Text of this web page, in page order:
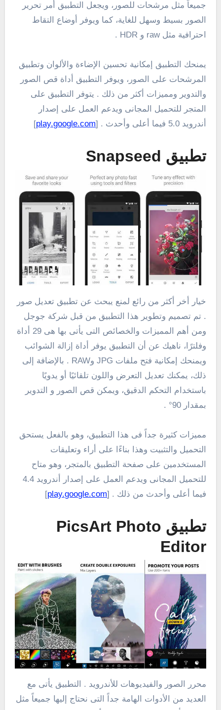
جميعاً مثل مرشحات للصور، ويجعل التطبيق أمر تحرير
الصور بسيط وسهل للغاية، كما ويوفر أوضاع التقاط
احترافية مثل raw و HDR .
يمنحك التطبيق إمكانية تحسين الإضاءة والألوان وتطبيق
المرشحات على الصور، ويوفر التطبيق أداة قص الصور
والتدوير ومميزات أكثر من ذلك . يتوفر التطبيق على
المتجر للتحميل المجانى ويدعم العمل على إصدار
أندرويد 5.0 فيما أعلى وأحدث . [
play.google.com
]
تطبيق Snapseed
خيار أخر أكثر من رائع لمنع يبحث عن تطبيق تعديل صور
. تم تصميم وتطوير هذا التطبيق من قبل شركة جوجل
ومن أهم المميزات والخصائص التى يأتى بها هى 29 أداة
وفلترًا، ناهيك عن أن التطبيق يوفر أداة إزالة الشوائب
ويمنحك إمكانية فتح ملفات JPG وRAW . بالإضافة إلى
ذلك، يمكنك تعديل التعرض واللون تلقائيًا أو يدويًا
باستخدام التحكم الدقيق، ويمكن قص الصور و التدوير
بمقدار 90° .
مميزات كثيرة جداً فى هذا التطبيق، وهو بالفعل يستحق
التحميل والتثبيت وهذا بناءًا على أراء وتعليقات
المستخدمين على صفحة التطبيق بالمتجر، وهو متاح
للتحميل المجانى ويدعم العمل على إصدار أندرويد 4.4
فيما أعلى وأحدث من ذلك . [play.google.com
]
تطبيق PicsArt Photo
Editor
محرر الصور والفيديوهات للأندرويد . التطبيق يأتى مع
العديد من الأدوات الهامة جداً التى نحتاج إليها جميعاً مثل